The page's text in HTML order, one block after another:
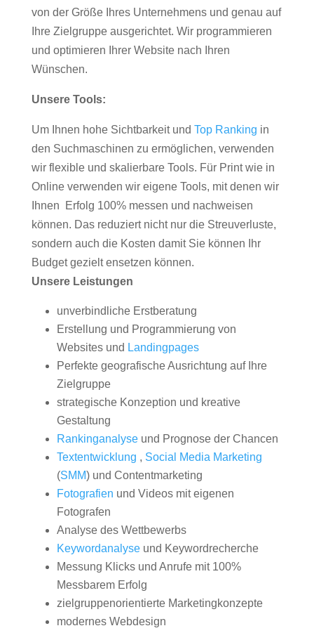
von der Größe Ihres Unternehmens und genau auf
Ihre Zielgruppe ausgerichtet. Wir programmieren
und optimieren Ihrer Website nach Ihren
Wünschen.
Unsere Tools:
Um Ihnen hohe Sichtbarkeit und Top Ranking in
den Suchmaschinen zu ermöglichen, verwenden
wir flexible und skalierbare Tools. Für Print wie in
Online verwenden wir eigene Tools, mit denen wir
Ihnen Erfolg 100% messen und nachweisen
können. Das reduziert nicht nur die Streuverluste,
sondern auch die Kosten damit Sie können Ihr
Budget gezielt ensetzen können.
Unsere Leistungen
unverbindliche Erstberatung
Erstellung und Programmierung von
Websites und Landingpages
Perfekte geografische Ausrichtung auf Ihre
Zielgruppe
strategische Konzeption und kreative
Gestaltung
Rankinganalyseund Prognose der Chancen
Textentwicklung , Social Media Marketing
(SMM) und Contentmarketing
Fotografien und Videos mit eigenen
Fotografen
Analyse des Wettbewerbs
Keywordanalyseund Keywordrecherche
Messung Klicks und Anrufe mit 100%
Messbarem Erfolg
zielgruppenorientierte Marketingkonzepte
modernes Webdesign